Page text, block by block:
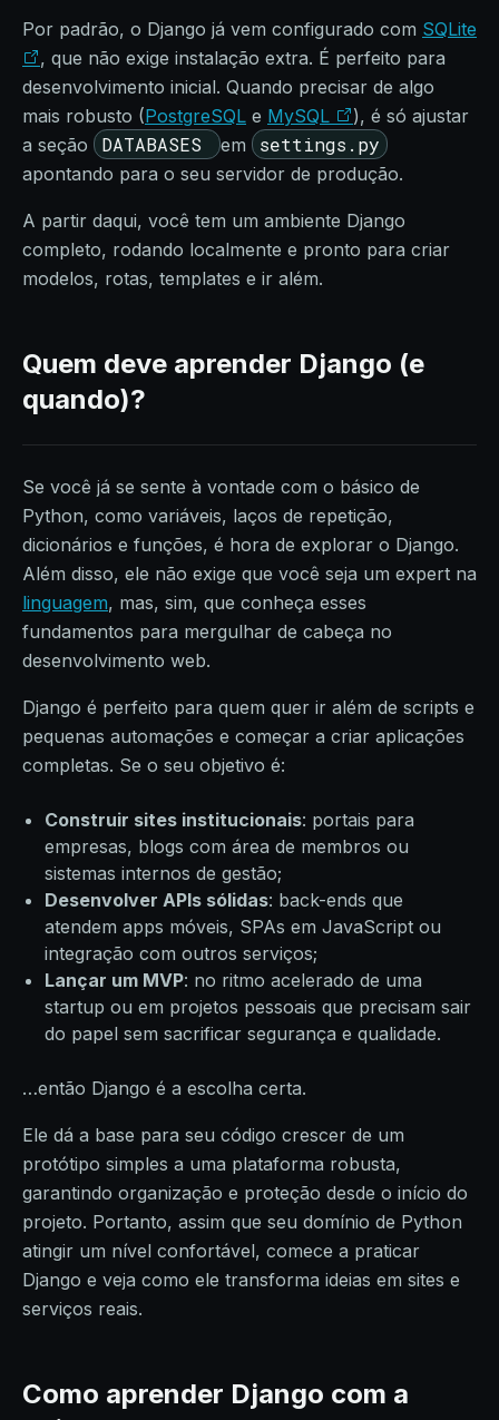
Por padrão, o Django já vem configurado com SQLite
, que não exige instalação extra. É perfeito para
desenvolvimento inicial. Quando precisar de algo
mais robusto (PostgreSQL e MySQL
), é só ajustar
a seção
DATABASES em settings.py
apontando para o seu servidor de produção.
A partir daqui, você tem um ambiente Django
completo, rodando localmente e pronto para criar
modelos, rotas, templates e ir além.
Quem deve aprender Django (e
quando)?
Se você já se sente à vontade com o básico de
Python, como variáveis, laços de repetição,
dicionários e funções, é hora de explorar o Django.
Além disso, ele não exige que você seja um expert na
linguagem, mas, sim, que conheça esses
fundamentos para mergulhar de cabeça no
desenvolvimento web.
Django é perfeito para quem quer ir além de scripts e
pequenas automações e começar a criar aplicações
completas. Se o seu objetivo é:
Construir sites institucionais: portais para
empresas, blogs com área de membros ou
sistemas internos de gestão;
Desenvolver APIs sólidas: back-ends que
atendem apps móveis, SPAs em JavaScript ou
integração com outros serviços;
Lançar um MVP: no ritmo acelerado de uma
startup ou em projetos pessoais que precisam sair
do papel sem sacrificar segurança e qualidade.
…então Django é a escolha certa.
Ele dá a base para seu código crescer de um
protótipo simples a uma plataforma robusta,
garantindo organização e proteção desde o início do
projeto. Portanto, assim que seu domínio de Python
atingir um nível confortável, comece a praticar
Django e veja como ele transforma ideias em sites e
serviços reais.
Como aprender Django com a